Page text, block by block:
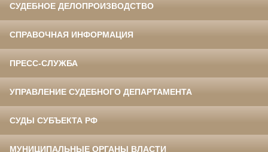
СУДЕБНОЕ ДЕЛОПРОИЗВОДСТВО
СПРАВОЧНАЯ ИНФОРМАЦИЯ
ПРЕСС-СЛУЖБА
УПРАВЛЕНИЕ СУДЕБНОГО ДЕПАРТАМЕНТА
СУДЫ СУБЪЕКТА РФ
МУНИЦИПАЛЬНЫЕ ОРГАНЫ ВЛАСТИ